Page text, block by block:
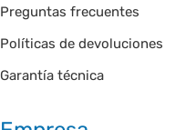
Preguntas frecuentes
Políticas de devoluciones
Garantía técnica